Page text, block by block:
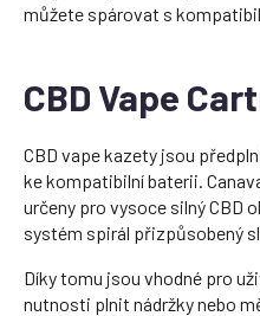
můžete spárovat s
CBD Vape
CBD vape kazety jsou
ke kompatibilní baterii.
určeny pro vysoce silný CBD
systém spirál přizpůsobený
Díky tomu jsou vhodné pro
nutnosti plnit nádržky nebo